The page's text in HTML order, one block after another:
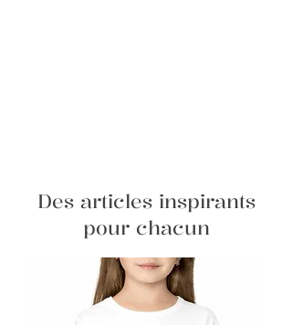
Des articles inspirants
pour chacun